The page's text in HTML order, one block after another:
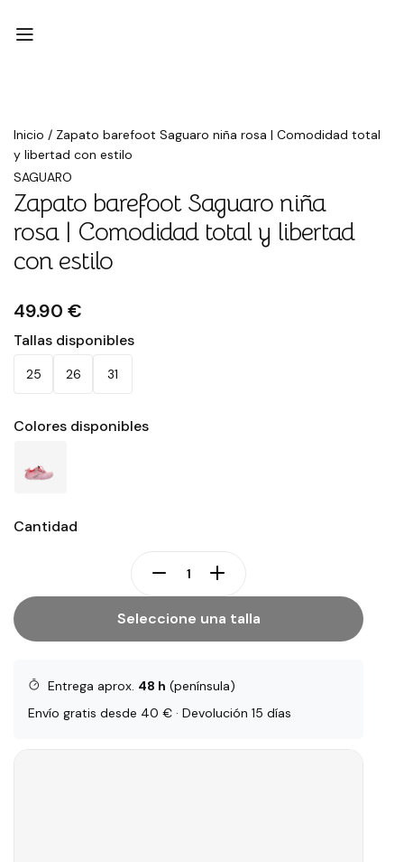
Inicio / Zapato barefoot Saguaro niña rosa | Comodidad total
y libertad con estilo
SAGUARO
Zapato barefoot Saguaro niña
rosa | Comodidad total y libertad
con estilo
49.90 €
Tallas disponibles
25 26 31
Colores disponibles
Cantidad
Seleccione una talla
Entrega aprox. 48 h (península)
Envío gratis desde 40 € · Devolución 15 días